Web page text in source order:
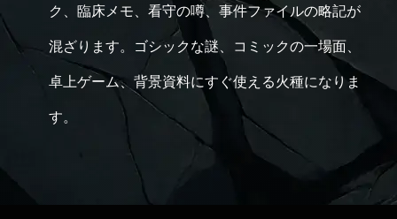
ク、臨床メモ、看守の噂、事件ファイルの略記が
混ざります。ゴシックな謎、コミックの一場面、
卓上ゲーム、背景資料にすぐ使える火種になりま
す。